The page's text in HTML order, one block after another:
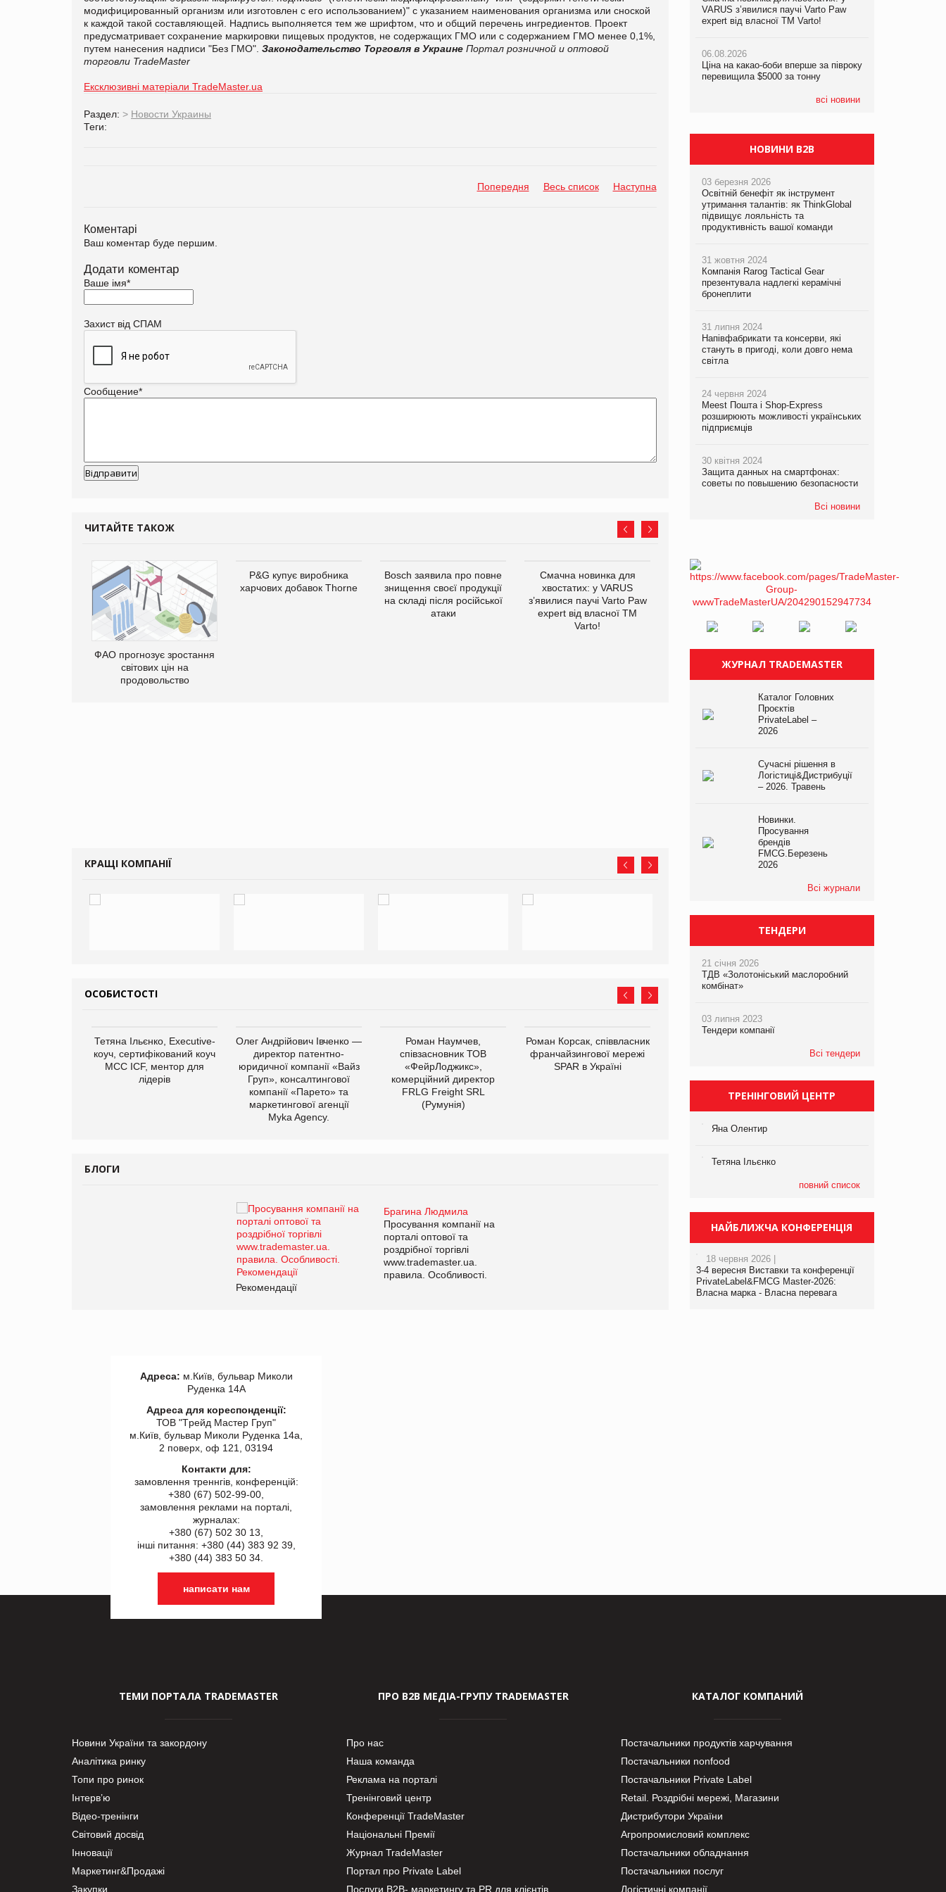
модифицированный организм или изготовлен с его использованием)" с указанием наименования организма или сноской
к каждой такой составляющей. Надпись выполняется тем же шрифтом, что и общий перечень ингредиентов. Проект
предусматривает сохранение маркировки пищевых продуктов, не содержащих ГМО или с содержанием ГМО менее 0,1%,
путем нанесения надписи "Без ГМО". Законодательство Торговля в Украине Портал розничной и оптовой
торговли TradeMaster
Ексклюзивні матеріали TradeMaster.ua
Раздел: > Новости Украины
Теги:
Попередня Весь список Наступна
Коментарі
Ваш коментар буде першим.
Додати коментар
Ваше імя*
Захист від СПАМ
Сообщение*
ЧИТАЙТЕ ТАКОЖ
ФАО прогнозує зростання
світових цін на
продовольство
P&G купує виробника
харчових добавок Thorne
Bosch заявила про повне
знищення своєї продукції
на складі після російської
атаки
Смачна новинка для
хвостатих: у VARUS
з’явилися паучі Varto Paw
expert від власної ТМ
Varto!
Ціна на какао-боби
вперше за півроку
перевищила $5000 за
Равликові ферми у Франції
галузі видався
КРАЩІ КОМПАНІЇ
ОСОБИСТОСТІ
Тетяна Ільєнко, Executive-
коуч, сертифікований коуч
МСС ICF, ментор для
лідерів
Олег Андрійович Івченко —
директор патентно-
юридичної компанії «Вайз
Груп», консалтингової
компанії «Парето» та
маркетингової агенції
Myka Agency.
Роман Наумчев,
співзасновник ТОВ
«ФейрЛоджикс»,
комерційний директор
FRLG Freight SRL
(Румунія)
Роман Корсак, співвласник
франчайзингової мережі
SPAR в Україні
виробництва
компанії «УкраМарин»
БЛОГИ
Брагина Людмила
Просування компанії на
порталі оптової та
роздрібної торгівлі
www.trademaster.ua.
правила. Особливості.
Рекомендації
Брагина Людмила
Просування компанії на
www.trademaster.ua.
правила. Особливості.
VARUS з’явилися паучі Varto Paw
expert від власної ТМ Varto!
06.08.2026
Ціна на какао-боби вперше за півроку
перевищила $5000 за тонну
всі новини
у VARUS з’явилися новинки від ТМ
ТОКЕРИ
PrivateLabel&FMCG Master 2026
перевищила $5000 за тонну
Равликові ферми у Франції масово
закриваються, для галузі видався
катастрофічний сезон
НОВИНИ B2B
03 березня 2026
Освітній бенефіт як інструмент
утримання талантів: як ThinkGlobal
підвищує лояльність та
продуктивність вашої команди
31 жовтня 2024
Компанія Rarog Tactical Gear
презентувала надлегкі керамічні
бронеплити
31 липня 2024
Напівфабрикати та консерви, які
стануть в пригоді, коли довго нема
світла
24 червня 2024
Meest Пошта і Shop-Express
розширюють можливості українських
підприємців
30 квітня 2024
Защита данных на смартфонах:
советы по повышению безопасности
Всі новини
ЖУРНАЛ TRADEMASTER
Каталог Головних
Проєктів
PrivateLabel –
2026
Сучасні рішення в
Логістиці&Дистрибуції
– 2026. Травень
Новинки.
Просування
брендів
FMCG.Березень
2026
Всі журнали
ТЕНДЕРИ
21 січня 2026
ТДВ «Золотоніський маслоробний
комбінат»
03 липня 2023
Тендери компанії
Всі тендери
ТРЕНІНГОВИЙ ЦЕНТР
Яна Олентир
Тетяна Ільєнко
повний список
НАЙБЛИЖЧА КОНФЕРЕНЦІЯ
18 червня 2026 |
3-4 вересня Виставки та конференції
PrivateLabel&FMCG Master-2026:
Власна марка - Власна перевага
Адреса: м.Київ, бульвар Миколи
Руденка 14А
Адреса для кореспонденції:
ТОВ "Tрейд Мастер Груп"
м.Київ, бульвар Миколи Руденка 14а,
2 поверх, оф 121, 03194
Контакти для:
замовлення треннгів, конференцій:
+380 (67) 502-99-00,
замовлення реклами на порталі,
журналах:
+380 (67) 502 30 13,
інші питання: +380 (44) 383 92 39,
+380 (44) 383 50 34.
написати нам
ТЕМИ ПОРТАЛА TRADEMASTER
Новини України та закордону
Аналітика ринку
Топи про ринок
Інтерв’ю
Відео-тренінги
Світовий досвід
Інновації
Маркетинг&Продажі
Закупки
ПРО В2В МЕДІА-ГРУПУ TRADEMASTER
Про нас
Наша команда
Реклама на порталі
Тренінговий центр
Конференції TradeMaster
Національні Премії
Журнал TradeMaster
Портал про Private Label
Послуги В2В- маркетингу та PR для клієнтів
КАТАЛОГ КОМПАНИЙ
Постачальники продуктів харчування
Постачальники nonfood
Постачальники Private Label
Retail. Роздрібні мережі, Магазини
Дистрибутори України
Агропромисловий комплекс
Постачальники обладнання
Постачальники послуг
Логістичні компанії